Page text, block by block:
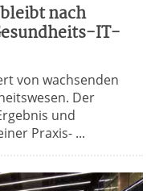
nach
IT-
von wachsenden
Der
und
Praxis- ...